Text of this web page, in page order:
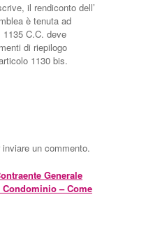
il rendiconto dell’
è tenuta ad
1135 C.C. deve
di riepilogo
1130 bis.
inviare un commento.
Generale
– Come